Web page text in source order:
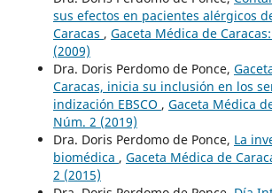
sus efectos en pacientes alérgicos
Caracas , Gaceta Médica de
(2009)
Dra. Doris Perdomo de Ponce,
Caracas, inicia su inclusión en los
indización EBSCO , Gaceta Médica
Núm. 2 (2019)
Dra. Doris Perdomo de Ponce, La
biomédica , Gaceta Médica de
2 (2015)